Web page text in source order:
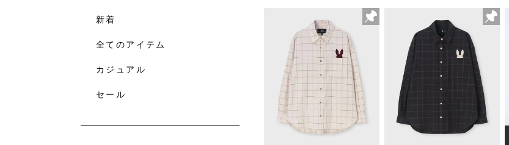
新着
全てのアイテム
カジュアル
セール